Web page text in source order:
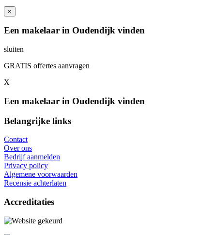
×
Een makelaar in Oudendijk vinden
sluiten
GRATIS offertes aanvragen
X
Een makelaar in Oudendijk vinden
Belangrijke links
Contact
Over ons
Bedrijf aanmelden
Privacy policy
Algemene voorwaarden
Recensie achterlaten
Accreditaties